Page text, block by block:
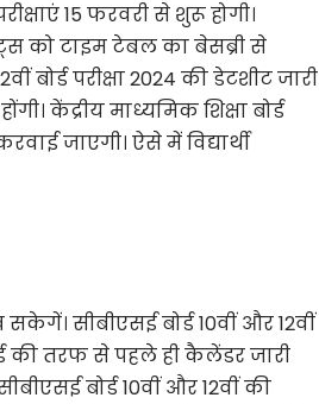
15 फरवरी से शुरू होगी।
को टाइम टेबल का बेसब्री से
बोर्ड परीक्षा 2024 की डेटशीट जारी
केंद्रीय माध्यमिक शिक्षा बोर्ड
जाएगी। ऐसे में विद्यार्थी
सीबीएसई बोर्ड 10वीं और 12वीं
की तरफ से पहले ही कैलेंडर जारी
बोर्ड 10वीं और 12वीं की